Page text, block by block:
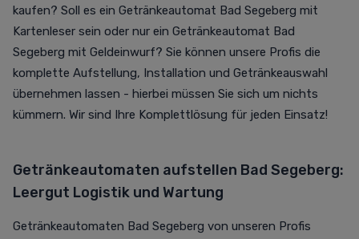
kaufen? Soll es ein Getränkeautomat Bad Segeberg mit
Kartenleser sein oder nur ein Getränkeautomat Bad
Segeberg mit Geldeinwurf? Sie können unsere Profis die
komplette Aufstellung, Installation und Getränkeauswahl
übernehmen lassen - hierbei müssen Sie sich um nichts
kümmern. Wir sind Ihre Komplettlösung für jeden Einsatz!
Getränkeautomaten aufstellen Bad Segeberg:
Leergut Logistik und Wartung
Getränkeautomaten Bad Segeberg von unseren Profis